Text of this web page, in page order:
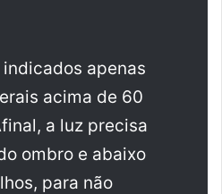
apenas
acima de 60
a luz precisa
ombro e abaixo
para não